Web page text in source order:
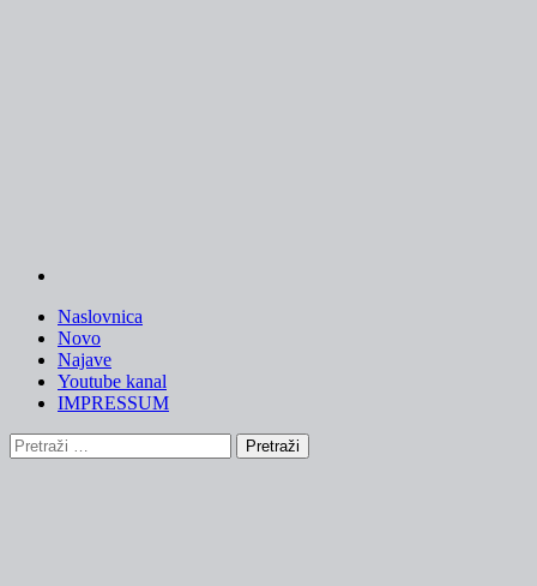
Naslovnica
Novo
Najave
Youtube kanal
IMPRESSUM
Pretraži: